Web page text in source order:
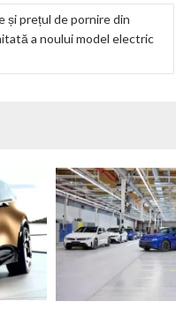
și prețul de pornire din
a noului model electric